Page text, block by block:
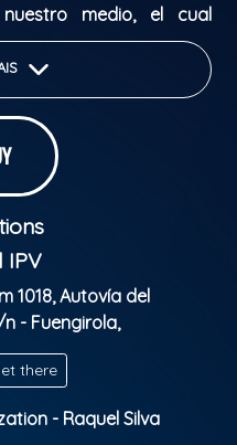
medio, el cual
para ti en ese
envía este
a este link para
encontraremos.
a las 18.00 h en el
IPV
1018, Autovía del
- Fuengirola,
there
- Raquel Silva